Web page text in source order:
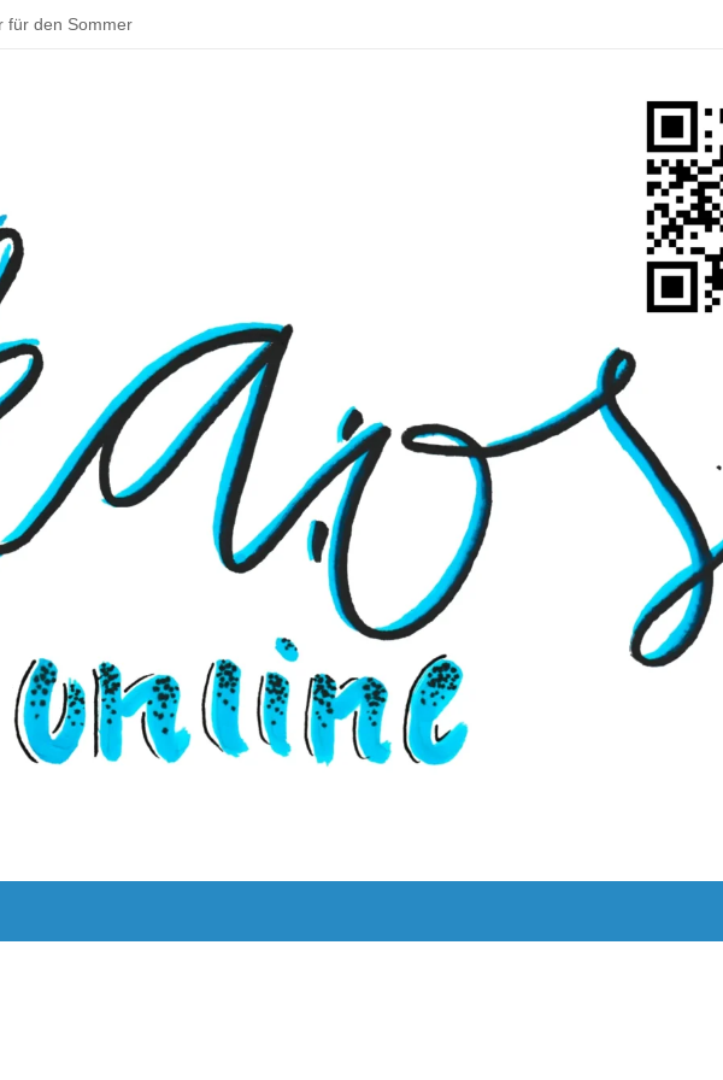
für den Sommer
beim Schulfest
Rund um Jena
muss in Deutschland Gewerbe anmelden
ins Klassenzimmer: Das Praxissemester
Schulmensa beginnt
und Wissenswertes über Doping